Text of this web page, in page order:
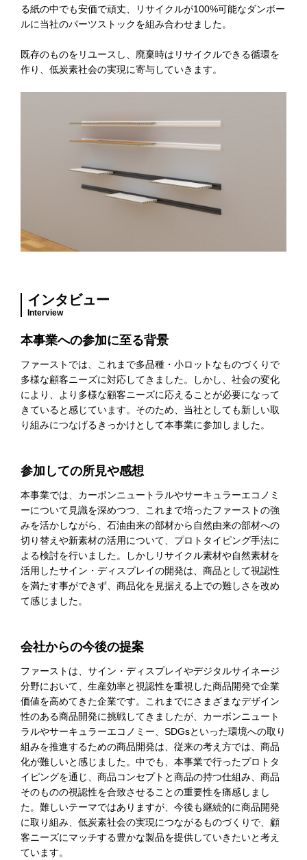
る紙の中でも安価で頑丈、リサイクルが100%可能なダンボー
ルに当社のパーツストックを組み合わせました。
既存のものをリユースし、廃棄時はリサイクルできる循環を
作り、低炭素社会の実現に寄与していきます。
インタビュー
Interview
本事業への参加に至る背景
ファーストでは、これまで多品種・小ロットなものづくりで
多様な顧客ニーズに対応してきました。しかし、社会の変化
により、より多様な顧客ニーズに応えることが必要になって
きていると感じています。そのため、当社としても新しい取
り組みにつなげるきっかけとして本事業に参加しました。
参加しての所見や感想
本事業では、カーボンニュートラルやサーキュラーエコノミ
ーについて見識を深めつつ、これまで培ったファーストの強
みを活かしながら、石油由来の部材から自然由来の部材への
切り替えや新素材の活用について、プロトタイピング手法に
よる検討を行いました。しかしリサイクル素材や自然素材を
活用したサイン・ディスプレイの開発は、商品として視認性
を満たす事ができず、商品化を見据える上での難しさを改め
て感じました。
会社からの今後の提案
ファーストは、サイン・ディスプレイやデジタルサイネージ
分野において、生産効率と視認性を重視した商品開発で企業
価値を高めてきた企業です。これまでにさまざまなデザイン
性のある商品開発に挑戦してきましたが、カーボンニュート
ラルやサーキュラーエコノミー、 SDGsといった環境への取り
組みを推進するための商品開発は、従来の考え方では、商品
化が難しいと感じました。中でも、本事業で行ったプロトタ
イピングを通じ、商品コンセプトと商品の持つ仕組み、商品
そのものの視認性を合致させることの重要性を痛感しまし
た。難しいテーマではありますが、今後も継続的に商品開発
に取り組み、低炭素社会の実現につながるものづくりで、顧
客ニーズにマッチする豊かな製品を提供していきたいと考え
ています。